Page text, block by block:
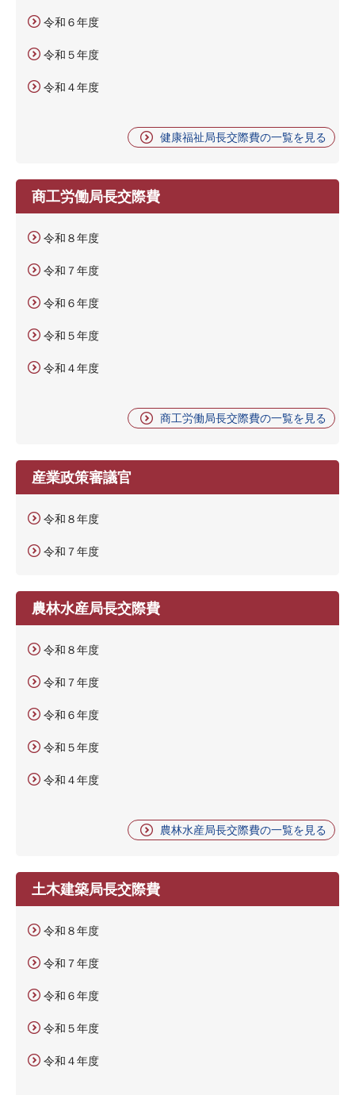
令和６年度
令和５年度
令和４年度
健康福祉局長交際費の一覧を見る
商工労働局長交際費
令和８年度
令和７年度
令和６年度
令和５年度
令和４年度
商工労働局長交際費の一覧を見る
産業政策審議官
令和８年度
令和７年度
農林水産局長交際費
令和８年度
令和７年度
令和６年度
令和５年度
令和４年度
農林水産局長交際費の一覧を見る
土木建築局長交際費
令和８年度
令和７年度
令和６年度
令和５年度
令和４年度